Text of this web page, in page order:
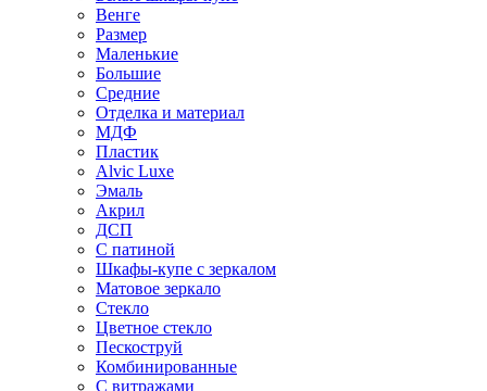
Венге
Размер
Маленькие
Большие
Средние
Отделка и материал
МДФ
Пластик
Alvic Luxe
Эмаль
Акрил
ДСП
С патиной
Шкафы-купе с зеркалом
Матовое зеркало
Стекло
Цветное стекло
Пескоструй
Комбинированные
С витражами